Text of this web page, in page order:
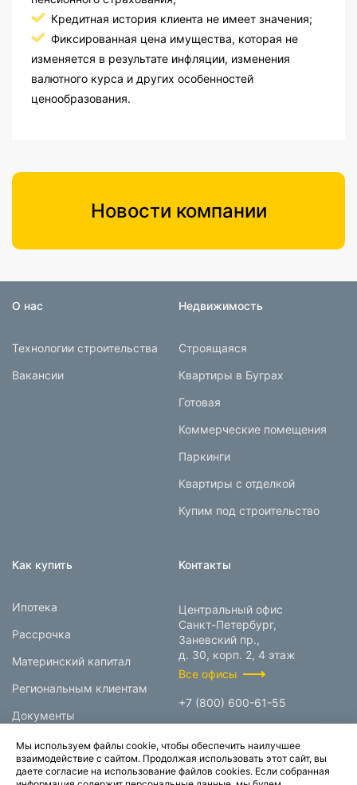
Кредитная история клиента не имеет значения;
Фиксированная цена имущества, которая не
изменяется в результате инфляции, изменения
валютного курса и других особенностей
ценообразования.
Новости компании
О нас
Технологии строительства
Вакансии
Недвижимость
Строящаяся
Квартиры в Буграх
Готовая
Коммерческие помещения
Паркинги
Квартиры с отделкой
Купим под строительство
Как купить
Ипотека
Рассрочка
Материнский капитал
Региональным клиентам
Документы
Контакты
Центральный офис
Санкт-Петербург,
Заневский пр.,
д. 30, корп. 2, 4 этаж
Все офисы
+7 (800) 600-61-55
Мы используем файлы cookie, чтобы обеспечить наилучшее
взаимодействие с сайтом. Продолжая использовать этот сайт, вы
даете согласие на использование файлов cookies. Если собранная